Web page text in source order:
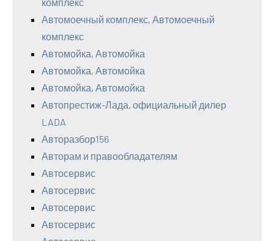
Автомоечный комплекс, Автомоечный
комплекс
Автомойка, Автомойка
Автомойка, Автомойка
Автомойка, Автомойка
Автопрестиж-Лада, официальный дилер
LADA
Авторазбор156
Авторам и правообладателям
Автосервис
Автосервис
Автосервис
Автосервис